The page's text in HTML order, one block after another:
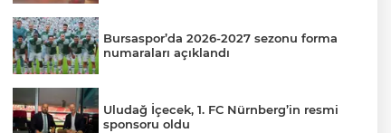
Bursaspor’da 2026-2027 sezonu forma
numaraları açıklandı
Uludağ İçecek, 1. FC Nürnberg’in resmi
sponsoru oldu